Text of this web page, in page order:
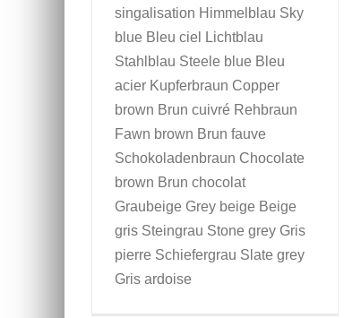
singalisation Himmelblau Sky
blue Bleu ciel Lichtblau
Stahlblau Steele blue Bleu
acier Kupferbraun Copper
brown Brun cuivré Rehbraun
Fawn brown Brun fauve
Schokoladenbraun Chocolate
brown Brun chocolat
Graubeige Grey beige Beige
gris Steingrau Stone grey Gris
pierre Schiefergrau Slate grey
Gris ardoise